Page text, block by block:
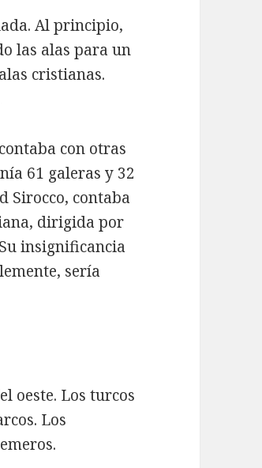
Al principio,
las alas para un
cristianas.
con otras
61 galeras y 32
Sirocco, contaba
dirigida por
insignificancia
sería
oeste. Los turcos
Los